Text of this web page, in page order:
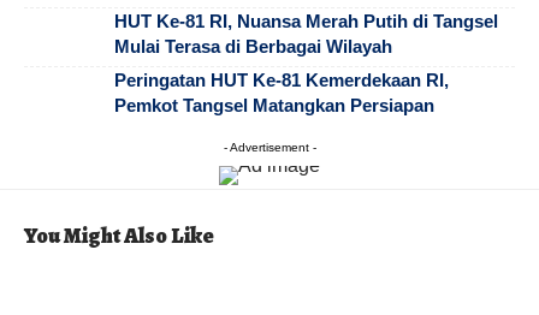
HUT Ke-81 RI, Nuansa Merah Putih di Tangsel
Mulai Terasa di Berbagai Wilayah
Peringatan HUT Ke-81 Kemerdekaan RI,
Pemkot Tangsel Matangkan Persiapan
- Advertisement -
You Might Also Like